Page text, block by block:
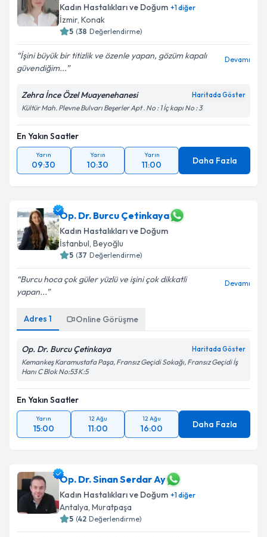
Kadın Hastalıkları ve Doğum +1diğer
İzmir, Konak
5 (38 Değerlendirme)
İşini büyük bir titizlik ve özenle yapan, gözüm kapalı
güvendiğim...
Devamı
Zehra İnce Özel Muayenehanesi Haritada Göster
Kültür Mah. Plevne Bulvarı Beşerler Apt . No : 1 İç kapı No : 3
En Yakın Saatler
Yarın
09:30
Yarın
10:30
Yarın
11:00 Daha Fazla
Op. Dr. Burcu Çetinkaya
Kadın Hastalıkları ve Doğum
İstanbul, Beyoğlu
5 (37 Değerlendirme)
Burcu hoca çok güler yüzlü ve işini çok dikkatli
yapan...
Devamı
Adres 1 Online Görüşme
Op. Dr. Burcu Çetinkaya Haritada Göster
Kemankeş Karamustafa Paşa, Fransız Geçidi Sokağı, Fransız Geçidi İş
Hanı C Blok No:53 K:5
En Yakın Saatler
Yarın
15:00
12 Ağu
11:00
12 Ağu
16:00 Daha Fazla
Op. Dr. Sinan Serdar Ay
Kadın Hastalıkları ve Doğum +1diğer
Antalya, Muratpaşa
5 (42 Değerlendirme)